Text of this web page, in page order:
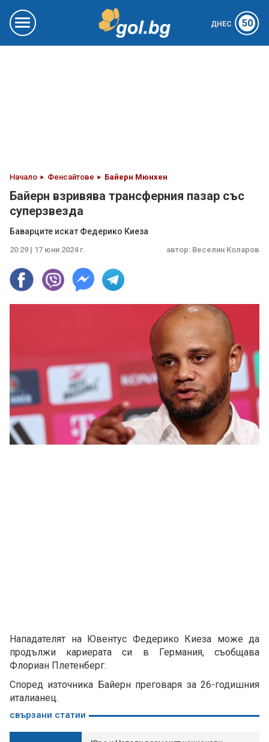
ДНЕС 50
Начало Фенсайтове Байерн Мюнхен
Байерн взривява трансферния пазар със
суперзвезда
Баварците искат Федерико Киеза
20:29 | 17 юни 2024 г. автор: Веселин Коларов
Нападателят на Ювентус Федерико Киеза може да
продължи кариерата си в Германия, съобщава
Флориан Плетенберг.
Според източника Байерн преговаря за 26-годишния
италианец.
свързани статии